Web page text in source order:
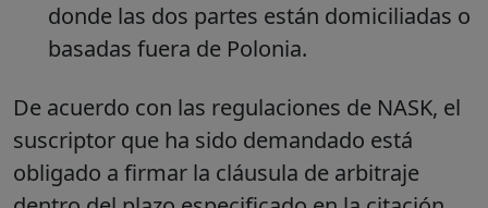
donde las dos partes están domiciliadas o
basadas fuera de Polonia.
De acuerdo con las regulaciones de NASK, el
suscriptor que ha sido demandado está
obligado a firmar la cláusula de arbitraje